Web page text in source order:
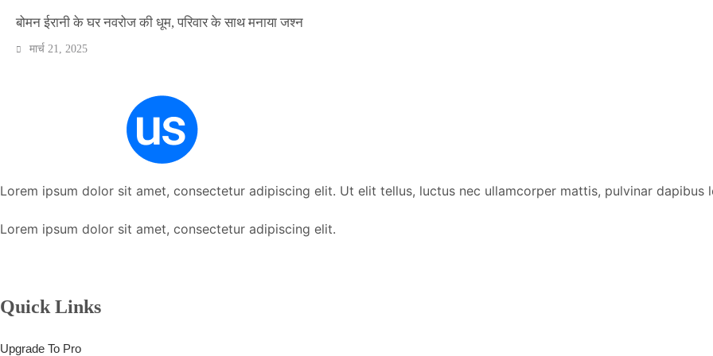
बोमन ईरानी के घर नवरोज की धूम, परिवार के साथ मनाया जश्न
मार्च 21, 2025
Lorem ipsum dolor sit amet, consectetur adipiscing elit. Ut elit tellus, luctus nec ullamcorper mattis, pulvinar dapibus
Lorem ipsum dolor sit amet, consectetur adipiscing elit.
Quick Links
Upgrade To Pro